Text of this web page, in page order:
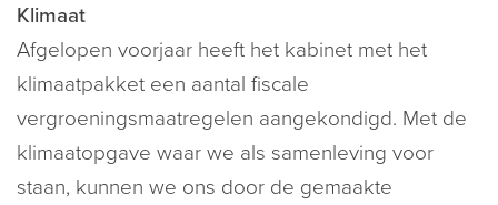
Klimaat
Afgelopen voorjaar heeft het kabinet met het
klimaatpakket een aantal fiscale
vergroeningsmaatregelen aangekondigd. Met de
klimaatopgave waar we als samenleving voor
staan, kunnen we ons door de gemaakte